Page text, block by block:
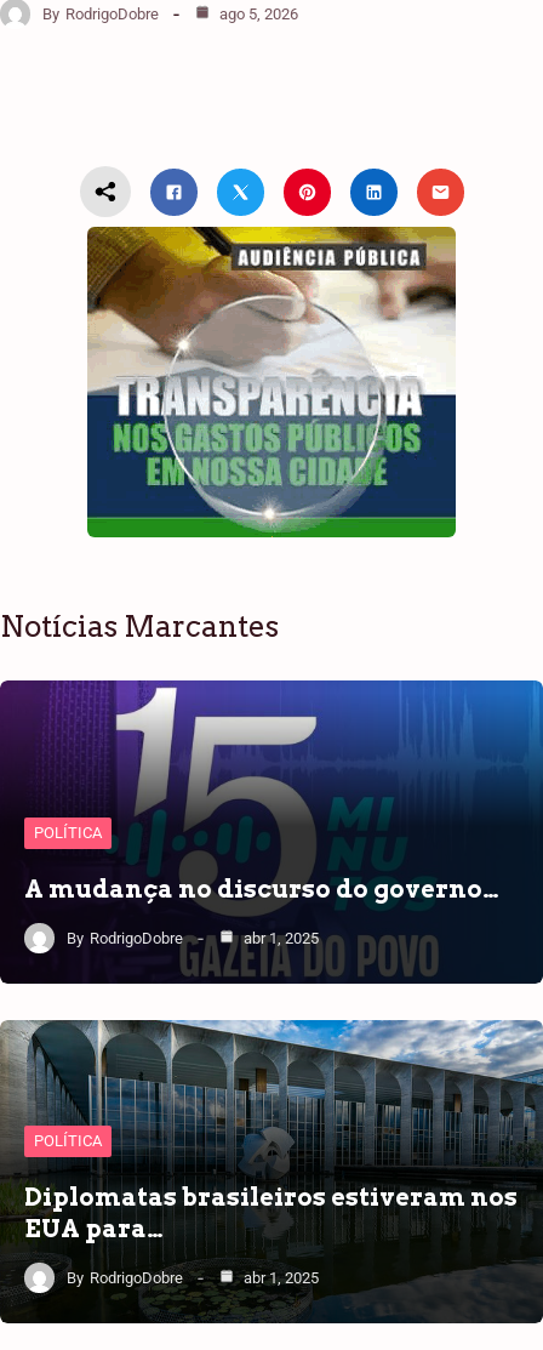
By RodrigoDobre ago 5, 2026
Notícias Marcantes
POLÍTICA
A mudança no discurso do governo…
By RodrigoDobre abr 1, 2025
POLÍTICA
Diplomatas brasileiros estiveram nos
EUA para…
By RodrigoDobre abr 1, 2025